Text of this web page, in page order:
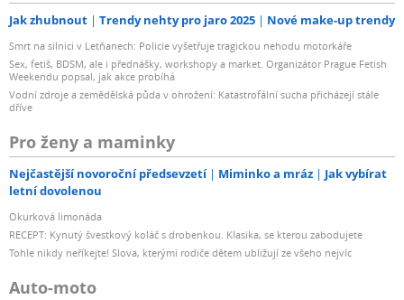
Jak zhubnout Trendy nehty pro jaro 2025 Nové make-up trendy
Smrt na silnici v Letňanech: Policie vyšetřuje tragickou nehodu motorkáře
Sex, fetiš, BDSM, ale i přednášky, workshopy a market. Organizátor Prague Fetish
Weekendu popsal, jak akce probíhá
Vodní zdroje a zemědělská půda v ohrožení: Katastrofální sucha přicházejí stále
dříve
Pro ženy a maminky
Nejčastější novoroční předsevzetí Miminko a mráz
Jak vybírat
letní dovolenou
Okurková limonáda
RECEPT: Kynutý švestkový koláč s drobenkou. Klasika, se kterou zabodujete
Tohle nikdy neříkejte! Slova, kterými rodiče dětem ubližují ze všeho nejvíc
Auto-moto